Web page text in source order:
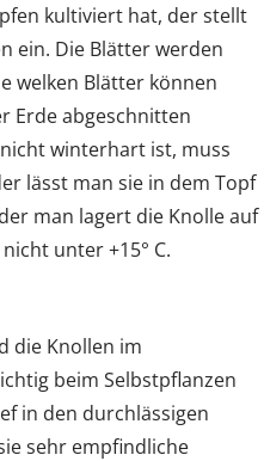
kultiviert hat, der stellt
ein. Die Blätter werden
welken Blätter können
Erde abgeschnitten
winterhart ist, muss
lässt man sie in dem Topf
man lagert die Knolle auf
unter +15° C.
die Knollen im
beim Selbstpflanzen
in den durchlässigen
sehr empfindliche